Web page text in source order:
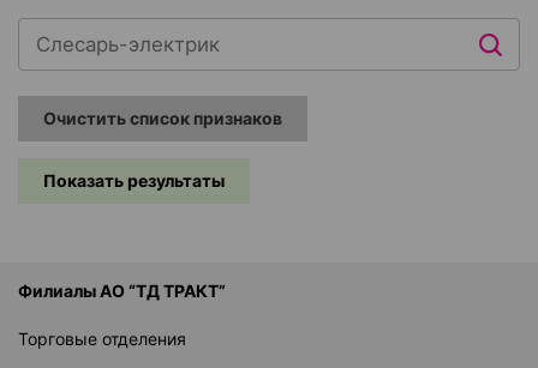
Очистить список признаков
Показать результаты
Филиалы АО “ТД ТРАКТ”
Торговые отделения